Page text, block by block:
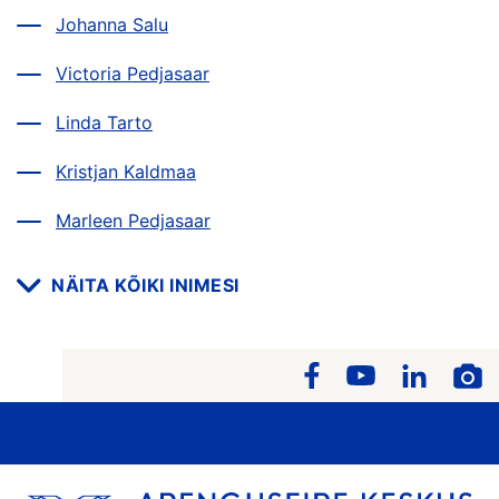
Johanna Salu
Victoria Pedjasaar
Linda Tarto
Kristjan Kaldmaa
Marleen Pedjasaar
NÄITA KÕIKI INIMESI